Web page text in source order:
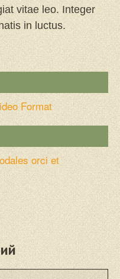
vitae leo. Integer
in luctus.
Format
orci et